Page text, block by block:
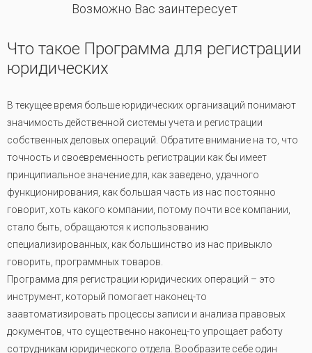
Возможно Вас заинтересует
Что такое Программа для регистрации
юридических
В текущее время больше юридических организаций понимают
значимость действенной системы учета и регистрации
собственных деловых операций. Обратите внимание на то, что
точность и своевременность регистрации как бы имеет
принципиальное значение для, как заведено, удачного
функционирования, как большая часть из нас постоянно
говорит, хоть какого компании, потому почти все компании,
стало быть, обращаются к использованию
специализированных, как большинство из нас привыкло
говорить, программных товаров.
Программа для регистрации юридических операций – это
инструмент, который помогает наконец-то
заавтоматизировать процессы записи и анализа правовых
документов, что существенно наконец-то упрощает работу
сотрудникам юридического отдела. Вообразите себе один